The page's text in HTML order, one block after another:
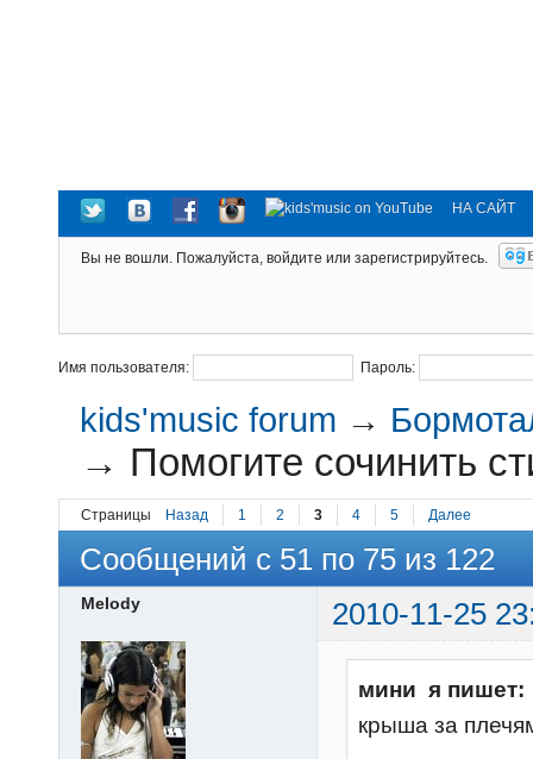
НА САЙТ
Вы не вошли. Пожалуйста, войдите или зарегистрируйтесь.
Имя пользователя: Пароль:
kids'music forum →
→ Помогите сочинить
Страницы Назад 1 2 3 4 5 Далее
Сообщений с 51 по 75 из 122
Melody 2010-11-25
мини я пишет:
крыша за